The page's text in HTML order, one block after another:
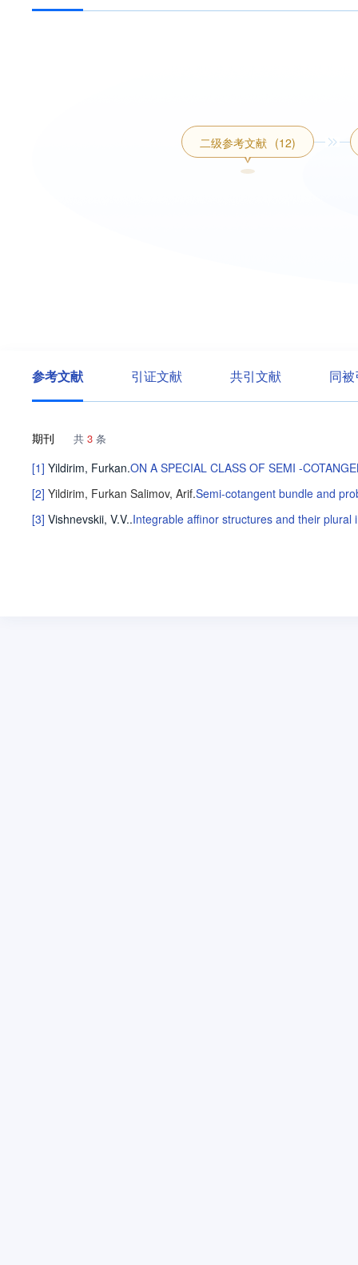
二级参考文献 (12)
参考文献 引证文献 共引文献 同
期刊 共 3 条
[1] Yildirim, Furkan.ON A SPECIAL CLASS OF SEMI -
[2] Yildirim, Furkan Salimov, Arif.Semi-cotangent bundle and
[3] Vishnevskii, V.V..Integrable affinor structures and their plural